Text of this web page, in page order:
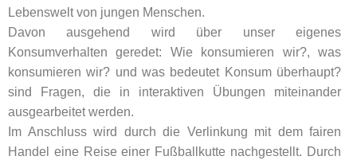
Lebenswelt von jungen Menschen.
Davon ausgehend wird über unser eigenes
Konsumverhalten geredet: Wie konsumieren wir?, was
konsumieren wir? und was bedeutet Konsum überhaupt?
sind Fragen, die in interaktiven Übungen miteinander
ausgearbeitet werden.
Im Anschluss wird durch die Verlinkung mit dem fairen
Handel eine Reise einer Fußballkutte nachgestellt. Durch